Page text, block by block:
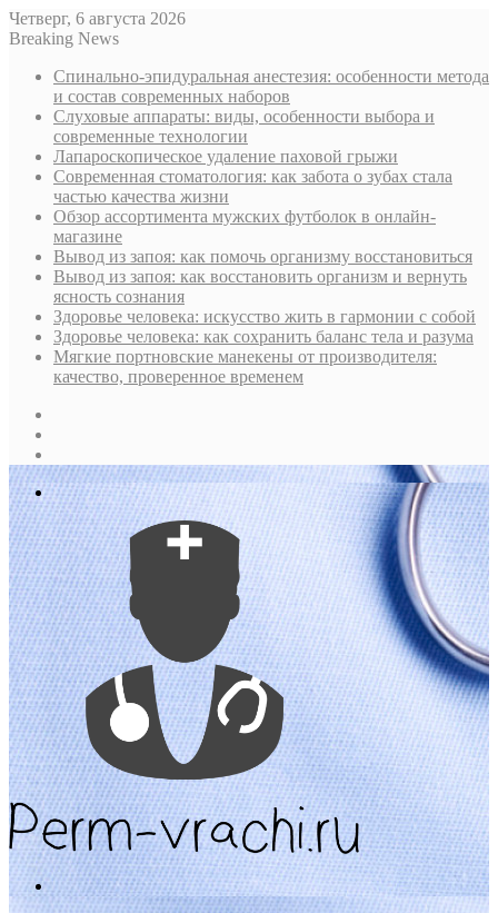
Четверг, 6 августа 2026
Breaking News
Спинально-эпидуральная анестезия: особенности метода
и состав современных наборов
Слуховые аппараты: виды, особенности выбора и
современные технологии
Лапароскопическое удаление паховой грыжи
Современная стоматология: как забота о зубах стала
частью качества жизни
Обзор ассортимента мужских футболок в онлайн-
магазине
Вывод из запоя: как помочь организму восстановиться
Вывод из запоя: как восстановить организм и вернуть
ясность сознания
Здоровье человека: искусство жить в гармонии с собой
Здоровье человека: как сохранить баланс тела и разума
Мягкие портновские манекены от производителя:
качество, проверенное временем
In
Меню
Поиск...